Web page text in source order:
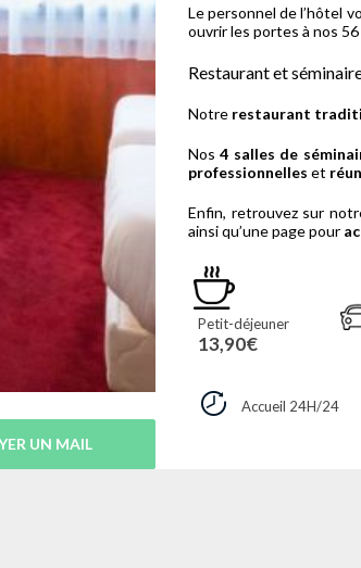
UN MAIL
Le personnel de l’hôtel
ouvrir les portes à nos
Restaurant et
Notre restaurant
Nos4 salles de
professionnelles et
Enfin, retrouvez sur
ainsi qu’une page pour
Petit-déjeuner
13,90€
Accueil 24H/24